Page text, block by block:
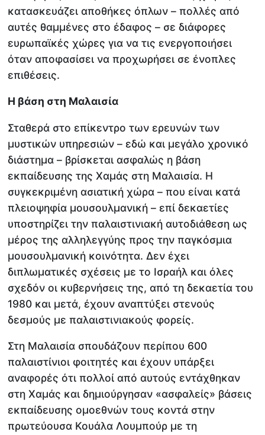
κατασκευάζει αποθήκες όπλων – πολλές από
αυτές θαμμένες στο έδαφος – σε διάφορες
ευρωπαϊκές χώρες για να τις ενεργοποιήσει
όταν αποφασίσει να προχωρήσει σε ένοπλες
επιθέσεις.
Η βάση στη Μαλαισία
Σταθερά στο επίκεντρο των ερευνών των
μυστικών υπηρεσιών – εδώ και μεγάλο χρονικό
διάστημα – βρίσκεται ασφαλώς η βάση
εκπαίδευσης της Χαμάς στη Μαλαισία. Η
συγκεκριμένη ασιατική χώρα – που είναι κατά
πλειοψηφία μουσουλμανική – επί δεκαετίες
υποστηρίζει την παλαιστινιακή αυτοδιάθεση ως
μέρος της αλληλεγγύης προς την παγκόσμια
μουσουλμανική κοινότητα. Δεν έχει
διπλωματικές σχέσεις με το Ισραήλ και όλες
σχεδόν οι κυβερνήσεις της, από τη δεκαετία του
1980 και μετά, έχουν αναπτύξει στενούς
δεσμούς με παλαιστινιακούς φορείς.
Στη Μαλαισία σπουδάζουν περίπου 600
παλαιστίνιοι φοιτητές και έχουν υπάρξει
αναφορές ότι πολλοί από αυτούς εντάχθηκαν
στη Χαμάς και δημιούργησαν «ασφαλείς» βάσεις
εκπαίδευσης ομοεθνών τους κοντά στην
πρωτεύουσα Κουάλα Λουμπούρ με τη